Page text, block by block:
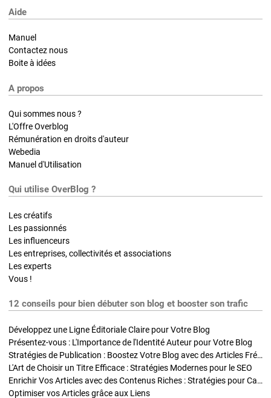
Aide
Manuel
Contactez nous
Boite à idées
A propos
Qui sommes nous ?
L'Offre Overblog
Rémunération en droits d'auteur
Webedia
Manuel d'Utilisation
Qui utilise OverBlog ?
Les créatifs
Les passionnés
Les influenceurs
Les entreprises, collectivités et associations
Les experts
Vous !
12 conseils pour bien débuter son blog et booster son trafic
Développez une Ligne Éditoriale Claire pour Votre Blog
Présentez-vous : L'Importance de l'Identité Auteur pour Votre Blog
Stratégies de Publication : Boostez Votre Blog avec des Articles Fréquents et Exclusifs
L'Art de Choisir un Titre Efficace : Stratégies Modernes pour le SEO
Enrichir Vos Articles avec des Contenus Riches : Stratégies pour Captiver et Optimiser
Optimiser vos Articles grâce aux Liens